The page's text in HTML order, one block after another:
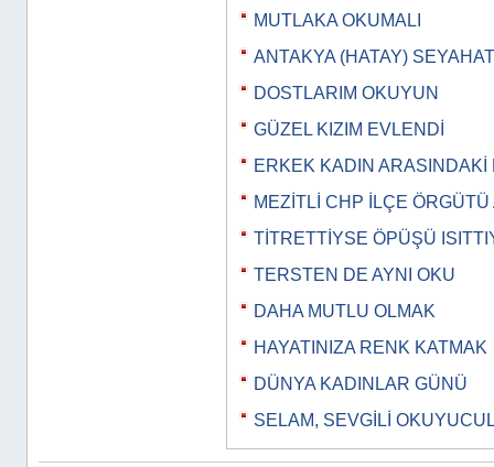
MUTLAKA OKUMALI
ANTAKYA (HATAY)
DOSTLARIM OKUYUN
GÜZEL KIZIM EVLENDİ
ERKEK KADIN ARASINDAKİ
MEZİTLİ CHP İLÇE
TİTRETTİYSE ÖPÜŞÜ
TERSTEN DE AYNI OKU
DAHA MUTLU OLMAK
HAYATINIZA RENK KATMAK
DÜNYA KADINLAR GÜNÜ
SELAM, SEVGİLİ